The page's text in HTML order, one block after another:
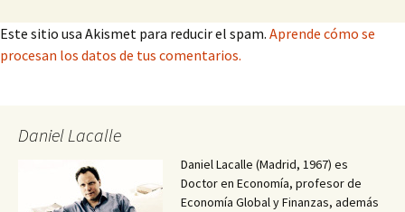
Este sitio usa Akismet para reducir el spam. Aprende cómo se
procesan los datos de tus comentarios.
Daniel Lacalle
Daniel Lacalle (Madrid, 1967) es
Doctor en Economía, profesor de
Economía Global y Finanzas, además